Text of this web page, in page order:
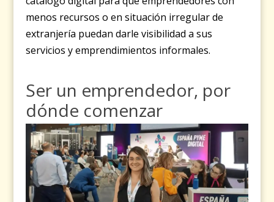
menos recursos o en situación irregular de
extranjería puedan darle visibilidad a sus
servicios y emprendimientos informales.
Ser un emprendedor, por
dónde comenzar